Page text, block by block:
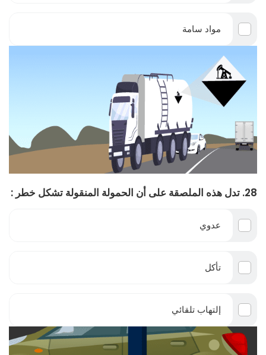
مواد سامة
28. تدل هذه الملصقة على أن الحمولة المنقولة تشكل خطر :
عدوي
تأكل
إلتهاب تلقائي